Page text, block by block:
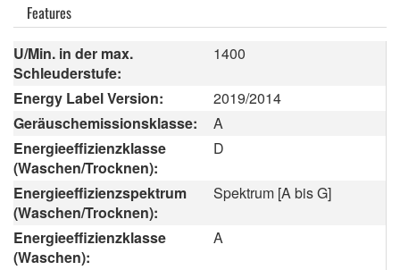
Features
U/Min. in der max.
Schleuderstufe:
1400
Energy Label Version:
2019/2014
Geräuschemissionsklasse:
A
Energieeffizienzklasse
(Waschen/Trocknen):
D
Energieeffizienzspektrum
(Waschen/Trocknen):
Spektrum [A bis G]
Energieeffizienzklasse
(Waschen):
A